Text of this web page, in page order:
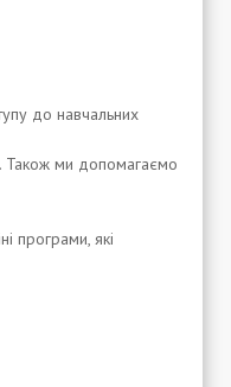
до навчальних
Також ми допомагаємо
програми, які